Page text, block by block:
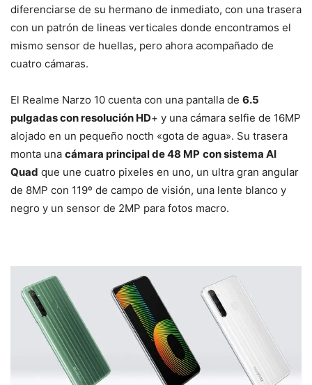
diferenciarse de su hermano de inmediato, con una trasera
con un patrón de lineas verticales donde encontramos el
mismo sensor de huellas, pero ahora acompañado de
cuatro cámaras.
El Realme Narzo 10 cuenta con una pantalla de 6.5
pulgadas con resolución HD+ y una cámara selfie de 16MP
alojado en un pequeño nocth «gota de agua». Su trasera
monta una cámara principal de 48 MP con sistema AI
Quad que une cuatro pixeles en uno, un ultra gran angular
de 8MP con 119º de campo de visión, una lente blanco y
negro y un sensor de 2MP para fotos macro.